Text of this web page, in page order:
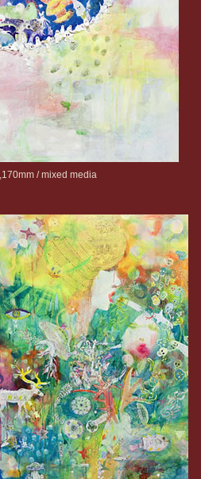
/ mixed media